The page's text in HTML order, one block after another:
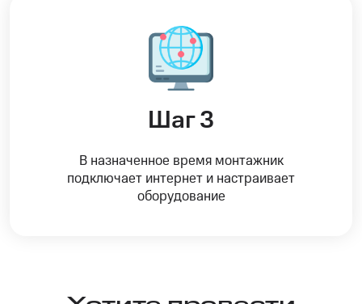
Шаг 3
В назначенное время монтажник
подключает интернет и настраивает
оборудование